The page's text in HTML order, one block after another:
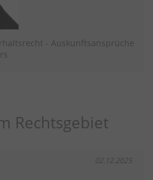
- Auskunftsansprüche
Rechtsgebiet
02.12.2025